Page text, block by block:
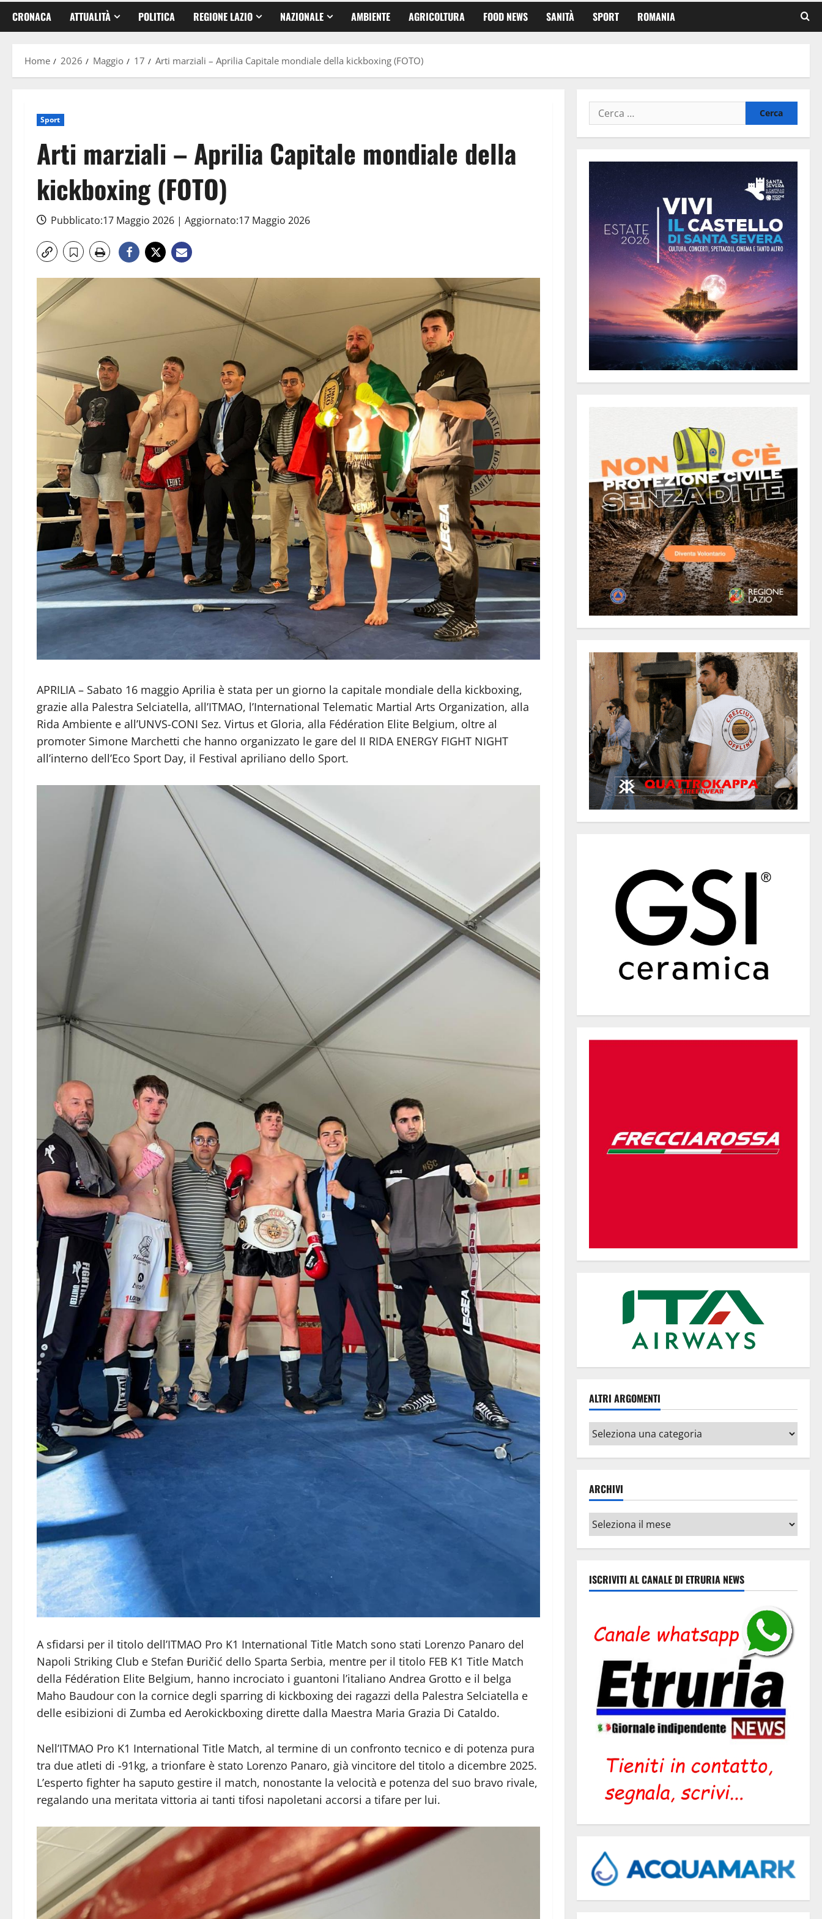
CRONACA ATTUALITÀ POLITICA REGIONE LAZIO NAZIONALE AMBIENTE AGRICOLTURA FOOD NEWS SANITÀ SPORT ROMANIA
Home 2026 Maggio 17 Arti marziali – Aprilia Capitale mondiale della kickboxing (FOTO)
Sport
Arti marziali – Aprilia Capitale mondiale della
kickboxing (FOTO)
Pubblicato:17 Maggio 2026 | Aggiornato:17 Maggio 2026
APRILIA – Sabato 16 maggio Aprilia è stata per un giorno la capitale mondiale della kickboxing,
grazie alla Palestra Selciatella, all’ITMAO, l’International Telematic Martial Arts Organization, alla
Rida Ambiente e all’UNVS-CONI Sez. Virtus et Gloria, alla Fédération Elite Belgium, oltre al
promoter Simone Marchetti che hanno organizzato le gare del II RIDA ENERGY FIGHT NIGHT
all’interno dell’Eco Sport Day, il Festival apriliano dello Sport.
A sfidarsi per il titolo dell’ITMAO Pro K1 International Title Match sono stati Lorenzo Panaro del
Napoli Striking Club e Stefan Đuričić dello Sparta Serbia, mentre per il titolo FEB K1 Title Match
della Fédération Elite Belgium, hanno incrociato i guantoni l’italiano Andrea Grotto e il belga
Maho Baudour con la cornice degli sparring di kickboxing dei ragazzi della Palestra Selciatella e
delle esibizioni di Zumba ed Aerokickboxing dirette dalla Maestra Maria Grazia Di Cataldo.
Nell’ITMAO Pro K1 International Title Match, al termine di un confronto tecnico e di potenza pura
tra due atleti di -91kg, a trionfare è stato Lorenzo Panaro, già vincitore del titolo a dicembre 2025.
L’esperto fighter ha saputo gestire il match, nonostante la velocità e potenza del suo bravo rivale,
regalando una meritata vittoria ai tanti tifosi napoletani accorsi a tifare per lui.
Ricerca
per:
ALTRI ARGOMENTI
Altri
argomenti
ARCHIVI
Archivi
ISCRIVITI AL CANALE DI ETRURIA NEWS